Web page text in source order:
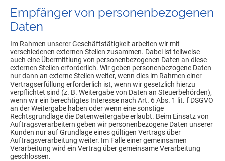
Empfänger von personenbezogenen
Daten
Im Rahmen unserer Geschäftstätigkeit arbeiten wir mit
verschiedenen externen Stellen zusammen. Dabei ist teilweise
auch eine Übermittlung von personenbezogenen Daten an diese
externen Stellen erforderlich. Wir geben personenbezogene Daten
nur dann an externe Stellen weiter, wenn dies im Rahmen einer
Vertragserfüllung erforderlich ist, wenn wir gesetzlich hierzu
verpflichtet sind (z. B. Weitergabe von Daten an Steuerbehörden),
wenn wir ein berechtigtes Interesse nach Art. 6 Abs. 1 lit. f DSGVO
an der Weitergabe haben oder wenn eine sonstige
Rechtsgrundlage die Datenweitergabe erlaubt. Beim Einsatz von
Auftragsverarbeitern geben wir personenbezogene Daten unserer
Kunden nur auf Grundlage eines gültigen Vertrags über
Auftragsverarbeitung weiter. Im Falle einer gemeinsamen
Verarbeitung wird ein Vertrag über gemeinsame Verarbeitung
geschlossen.